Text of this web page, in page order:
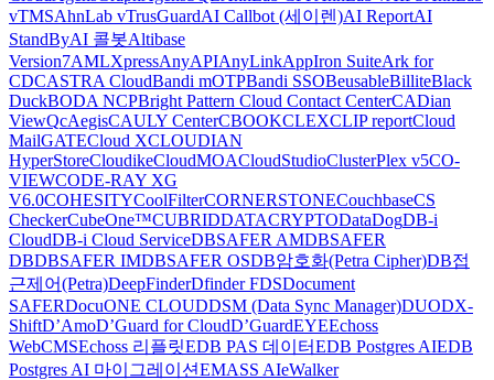
vTMSAhnLab vTrusGuardAI Callbot (세이렌)AI ReportAI
StandByAI 콜봇Altibase
Version7AMLXpressAnyAPIAnyLinkAppIron SuiteArk for
CDCASTRA CloudBandi mOTPBandi SSOBeusableBilliteBlack
DuckBODA NCPBright Pattern Cloud Contact CenterCADian
ViewQcAegisCAULY CenterCBOOKCLEXCLIP reportCloud
MailGATECloud XCLOUDIAN
HyperStoreCloudikeCloudMOACloudStudioClusterPlex v5CO-
VIEWCODE-RAY XG
V6.0COHESITYCoolFilterCORNERSTONECouchbaseCS
CheckerCubeOne™CUBRIDDATACRYPTODataDogDB-i
CloudDB-i Cloud ServiceDBSAFER AMDBSAFER
DBDBSAFER IMDBSAFER OSDB암호화(Petra Cipher)DB접
근제어(Petra)DeepFinderDfinder FDSDocument
SAFERDocuONE CLOUDDSM (Data Sync Manager)DUODX-
ShiftD’AmoD’Guard for CloudD’GuardEYEEchoss
WebCMSEchoss 리플릿EDB PAS 데이터EDB Postgres AIEDB
Postgres AI 마이그레이션EMASS AIeWalker